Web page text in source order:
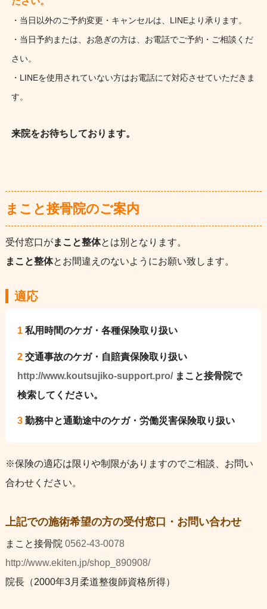
・当日以外のご予約変更・キャンセルは、LINEより承ります。
・当日予約または、お急ぎの方は、お電話でご予約・ご相談くだ
さい。
・LINEを使用されていない方はお電話にて対応させていただきま
す。
来院をお待ちしております。
まこと接骨院のご案内
受付窓口がまこと整体とは別となります。
まこと整体とお間違えのないようにお願い致します。
適応
1私用時間のケガ・各種保険取り扱い
2交通事故のケガ・自賠責保険取り扱い
http://www.koutsujiko-support.pro/まこと接骨院で
検索してください。
3勤務中と通勤途中のケガ・労働災害保険取り扱い
※保険の適応は限りや制限がありますのでご相談、お問い
合わせください。
上記での施術希望の方の受付窓口・お問い合わせ
まこと接骨院 0562-43-0078
http://www.ekiten.jp/shop_890908/
院長（2000年3月柔道整復師資格所得）